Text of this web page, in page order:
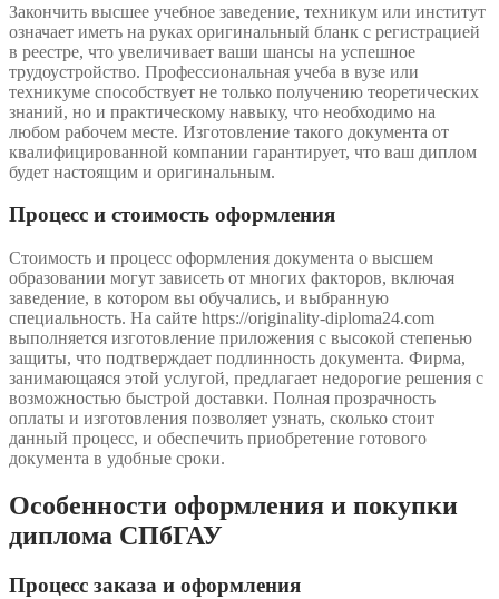
Закончить высшее учебное заведение, техникум или институт
означает иметь на руках оригинальный бланк с регистрацией
в реестре, что увеличивает ваши шансы на успешное
трудоустройство. Профессиональная учеба в вузе или
техникуме способствует не только получению теоретических
знаний, но и практическому навыку, что необходимо на
любом рабочем месте. Изготовление такого документа от
квалифицированной компании гарантирует, что ваш диплом
будет настоящим и оригинальным.
Процесс и стоимость оформления
Стоимость и процесс оформления документа о высшем
образовании могут зависеть от многих факторов, включая
заведение, в котором вы обучались, и выбранную
специальность. На сайте https://originality-diploma24.com
выполняется изготовление приложения с высокой степенью
защиты, что подтверждает подлинность документа. Фирма,
занимающаяся этой услугой, предлагает недорогие решения с
возможностью быстрой доставки. Полная прозрачность
оплаты и изготовления позволяет узнать, сколько стоит
данный процесс, и обеспечить приобретение готового
документа в удобные сроки.
Особенности оформления и покупки
диплома СПбГАУ
Процесс заказа и оформления